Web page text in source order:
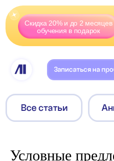
Скидка 20% и до 2 месяцев
обучения в подарок
Все статьи
Условные